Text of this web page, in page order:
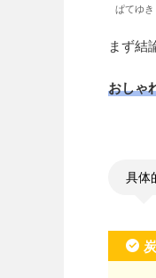
ぱてゆき
まず結
おしゃ
具体